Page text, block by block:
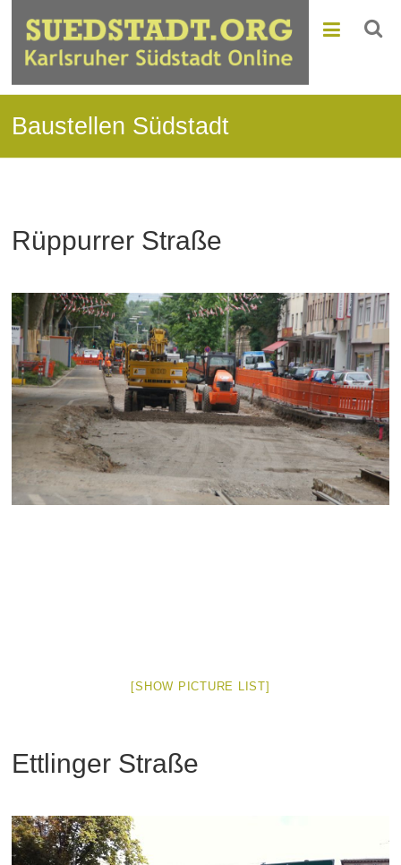
Baustellen Südstadt
Rüppurrer Straße
[SHOW PICTURE LIST]
Ettlinger Straße